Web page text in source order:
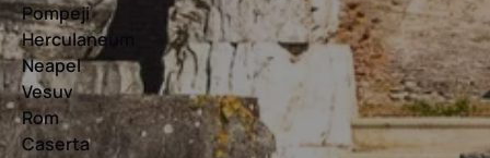
Pompeji
Herculaneum
Neapel
Vesuv
Rom
Caserta